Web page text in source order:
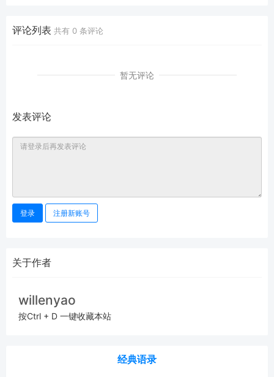
评论列表 共有 0 条评论
暂无评论
发表评论
登录 注册新账号
关于作者
willenyao
按Ctrl + D 一键收藏本站
经典语录